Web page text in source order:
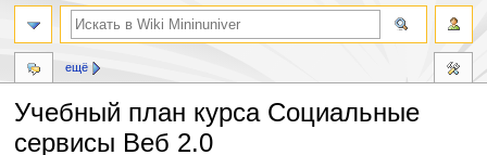
Учебный план курса Социальные
сервисы Веб 2.0
ещё